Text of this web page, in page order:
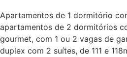
Apartamentos de 1 dormitório
apartamentos de 2 dormitórios
gourmet, com 1 ou 2 vagas de
duplex com 2 suítes, de 111 e